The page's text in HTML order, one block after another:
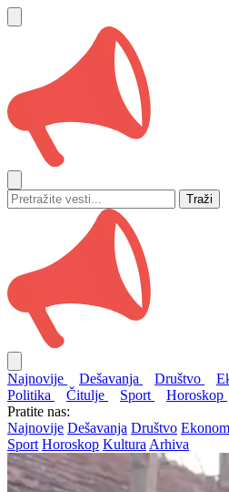
Traži
Najnovije Dešavanja Društvo
Politika
Čitulje Sport Horoskop
Pratite nas:
Najnovije Dešavanja Društvo
Sport Horoskop Kultura Arhiva